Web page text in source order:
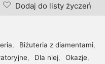
Dodaj do listy życzeń
, Biżuteria z diamentami,
, Dla niej, Okazje,